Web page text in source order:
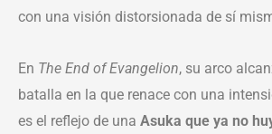
con una visión distorsionada de sí
En The End of Evangelion, su arco
batalla en la que renace con una
es el reflejo de una Asuka que ya no